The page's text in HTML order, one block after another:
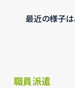
最近の様子は
職員派遣